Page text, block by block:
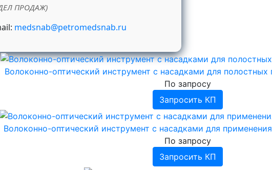
ПРОДАЖ)
medsnab@petromedsnab.ru
Волоконно-оптический инструмент с насадками для полостных
По запросу
Запросить КП
Волоконно-оптический инструмент с насадками для
По запросу
Запросить КП